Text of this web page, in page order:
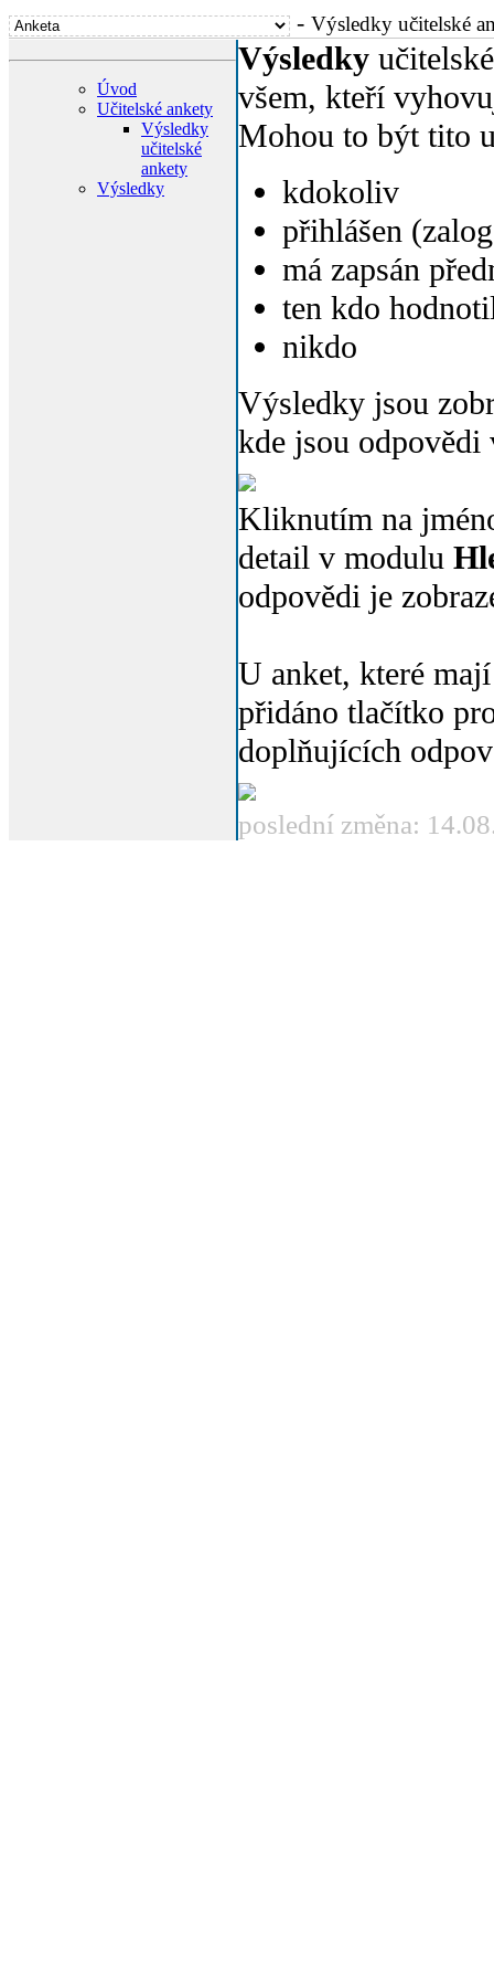
- Výsledky učitelské
Úvod
Učitelské ankety
Výsledky
učitelské
ankety
Výsledky
Výsledky
všem, kteří
Mohou to být tito
kdokoliv
přihlášen
má zapsán
ten kdo
nikdo
Výsledky jsou
kde jsou odpovědi
Kliknutím na
detail v modulu
odpovědi je
U anket, které
přidáno tlačítko
doplňujících
poslední změna: